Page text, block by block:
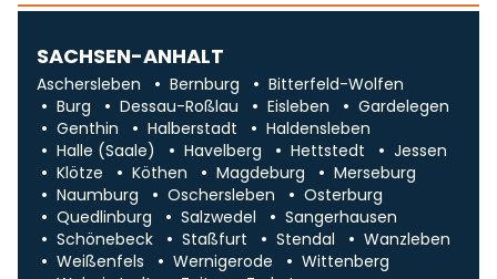
SACHSEN-ANHALT
Aschersleben Bernburg
Bitterfeld-Wolfen
Burg
Dessau-Roßlau Eisleben
Gardelegen
Genthin
Halberstadt
Haldensleben
Halle (Saale)
Havelberg Hettstedt
Jessen
Klötze
Köthen Magdeburg
Merseburg
Naumburg
Oschersleben
Osterburg
Quedlinburg
Salzwedel
Sangerhausen
Schönebeck
Staßfurt Stendal
Wanzleben
Weißenfels
Wernigerode
Wittenberg